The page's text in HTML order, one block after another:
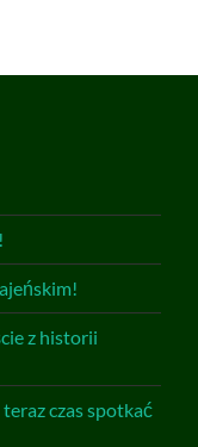
z historii
czas spotkać